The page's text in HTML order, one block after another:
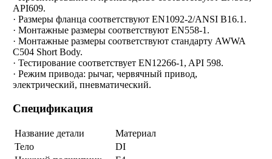
API609.
· Размеры фланца соответствуют EN1092-2/ANSI B16.1.
· Монтажные размеры соответствуют EN558-1.
· Монтажные размеры соответствуют стандарту AWWA
C504 Short Body.
· Тестирование соответствует EN12266-1, API 598.
· Режим привода: рычаг, червячный привод,
электрический, пневматический.
Спецификация
Название детали
Материал
Тело
DI